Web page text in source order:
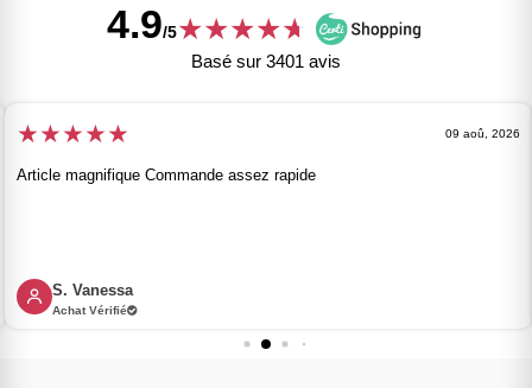
4.9/5★★★★★
★
Basé sur 3401 avis
★★★★★ 09 aoû, 2026
Article magnifique Commande assez rapide
S. Vanessa
Achat Vérifié